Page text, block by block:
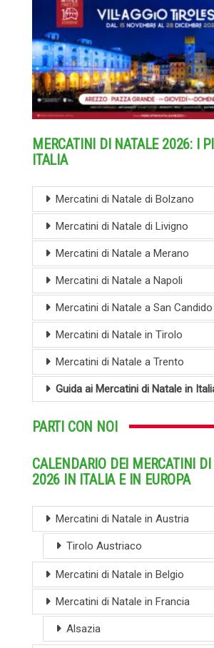
MERCATINI DI NATALE 2026: I
ITALIA
Mercatini di Natale di Bolzano
Mercatini di Natale di Livigno
Mercatini di Natale a Merano
Mercatini di Natale a Napoli
Mercatini di Natale a San Candido
Mercatini di Natale in Tirolo
Mercatini di Natale a Trento
Guida ai Mercatini di Natale in
PARTI CON NOI
CALENDARIO DEI MERCATINI
2026 IN ITALIA E IN EUROPA
Mercatini di Natale in Austria
Tirolo Austriaco
Mercatini di Natale in Belgio
Mercatini di Natale in Francia
Alsazia